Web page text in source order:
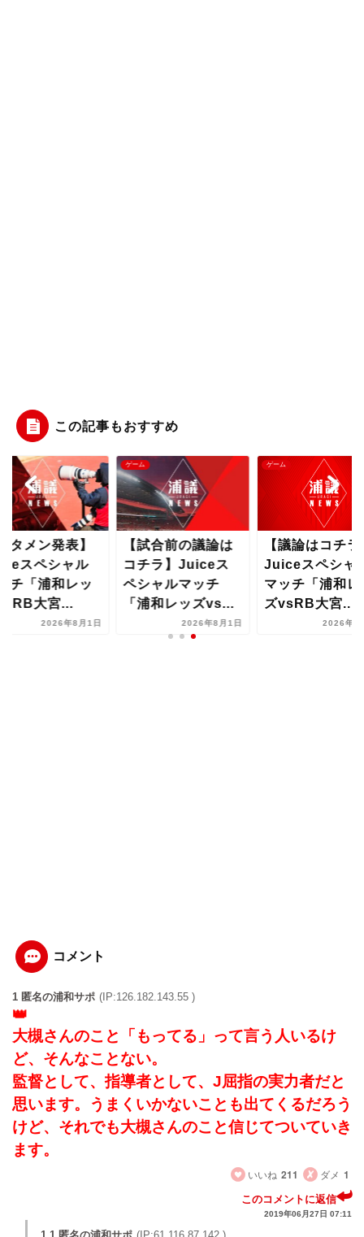
この記事もおすすめ
タメン発表】
スペシャル
チ「浦和レッ
大宮...
2026年8月1日
ゲーム
【試合前の議論は
コチラ】Juiceス
ペシャルマッチ
「浦和レッズvs...
2026年8月1日
ゲーム
【議論はコチラ
Juiceスペシャ
マッチ「浦和レ
ズvsRB大宮...
2026年8
コメント
1 匿名の浦和サポ (IP:126.182.143.55 )
大槻さんのこと「もってる」って言う人いるけ
ど、そんなことない。
監督として、指導者として、J屈指の実力者だと
思います。うまくいかないことも出てくるだろう
けど、それでも大槻さんのこと信じてついていき
ます。
いいね 211 ダメ 1
このコメントに返信
2019年06月27日 07:11